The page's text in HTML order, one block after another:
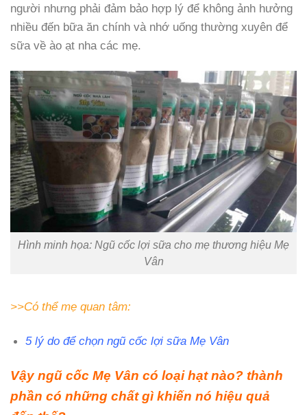
người nhưng phải đảm bảo hợp lý để không ảnh hưởng
nhiều đến bữa ăn chính và nhớ uống thường xuyên để
sữa về ào ạt nha các mẹ.
Hình minh họa: Ngũ cốc lợi sữa cho mẹ thương hiệu Mẹ
Vân
>>Có thể mẹ quan tâm:
5 lý do để chọn ngũ cốc lợi sữa Mẹ Vân
Vậy ngũ cốc Mẹ Vân có loại hạt nào? thành
phần có những chất gì khiến nó hiệu quả